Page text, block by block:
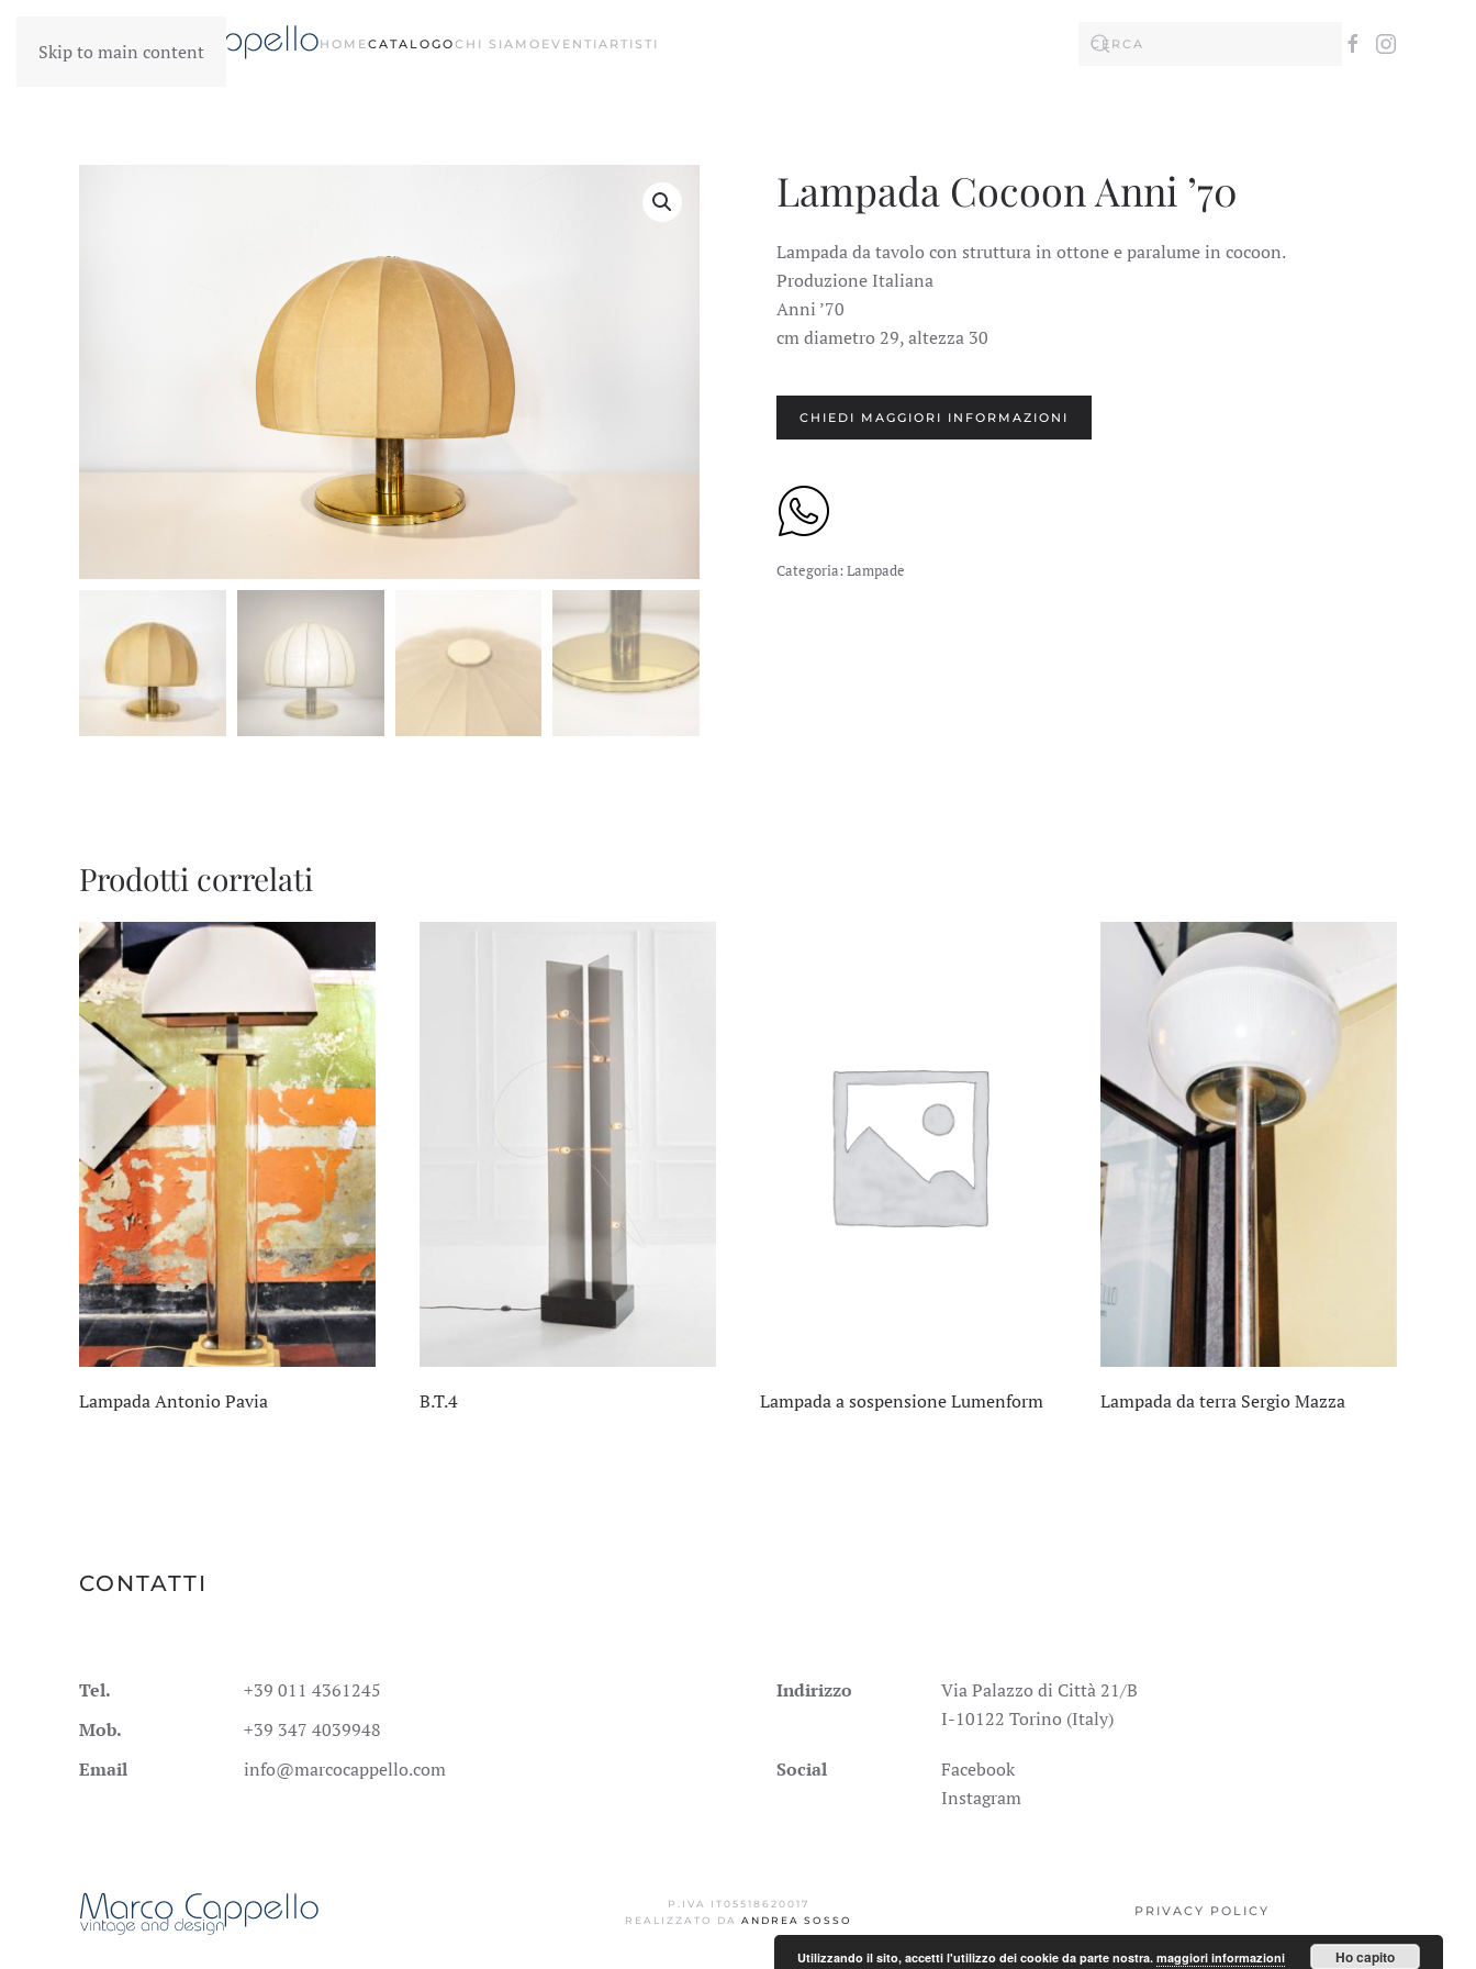
Skip to main content HOMECATALOGOCHI SIAMO EVENTI ARTISTI
Lampada Cocoon Anni ’70
Lampada da tavolo con struttura in ottone e paralume in cocoon.
Produzione Italiana
Anni ’70
cm diametro 29, altezza 30
CHIEDI MAGGIORI INFORMAZIONI
Categoria: Lampade
Prodotti correlati
Lampada Antonio Pavia B.T.4 Lampada a sospensione Lumenform Lampada da terra Sergio Mazza
CONTATTI
Tel.
+39 011 4361245
Mob.
+39 347 4039948
Email
info@marcocappello.com
Indirizzo
Via Palazzo di Città 21/B
I-10122 Torino (Italy)
Social
Facebook
Instagram
P.IVA IT05518620017
REALIZZATO DA ANDREA SOSSO
PRIVACY POLICY
Utilizzando il sito, accetti l'utilizzo dei cookie da parte nostra. maggiori informazioni Ho capito